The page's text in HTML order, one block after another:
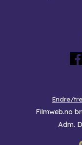
Endre/
Filmweb.no
Adm.